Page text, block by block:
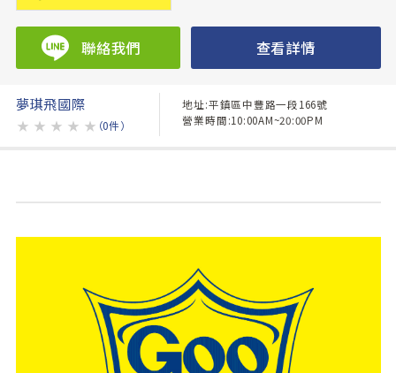
聯絡我們 查看詳情
夢琪飛國際
★ ★ ★ ★ ★ （0件）
地址:平鎮區中豐路一段166號
營業時間:10:00AM~20:00PM